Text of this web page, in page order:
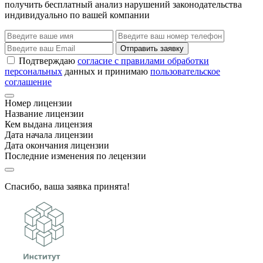
получить бесплатный анализ нарушений законодательства
индивидуально по вашей компании
Отправить заявку
Подтверждаю согласие с правилами обработки
персональных данных и принимаю пользовательское
соглашение
Номер лицензии
Название лицензии
Кем выдана лицензия
Дата начала лицензии
Дата окончания лицензии
Последние изменения по лецензии
Спасибо, ваша заявка принята!